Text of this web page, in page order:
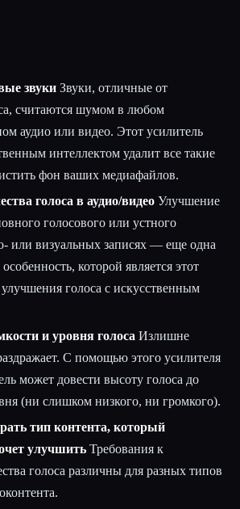
звуки Звуки, отличные от
считаются шумом в любом
аудио или видео. Этот усилитель
интеллектом удалит все такие
фон ваших медиафайлов.
голоса в аудио/видео Улучшение
голосового или устного
или визуальных записях — еще одна
которой является этот
голоса с искусственным
и уровня голоса Излишне
С помощью этого усилителя
может довести высоту голоса до
(ни слишком низкого, ни громкого).
тип контента, который
улучшить Требования к
голоса различны для разных типов